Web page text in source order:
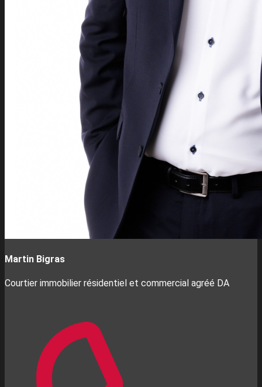
Martin Bigras
Courtier immobilier résidentiel et commercial agréé DA